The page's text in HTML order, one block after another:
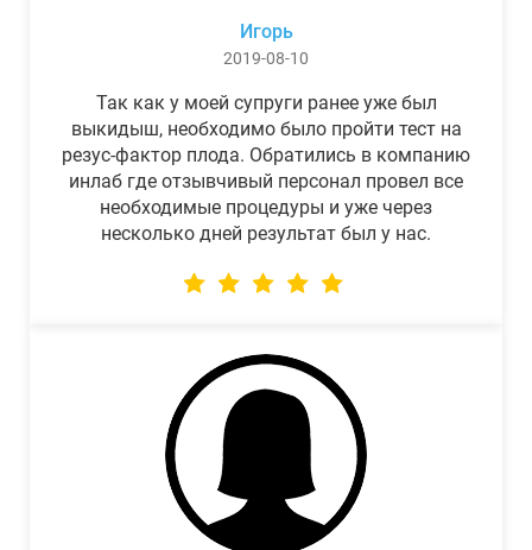
Игорь
2019-08-10
Так как у моей супруги ранее уже был
выкидыш, необходимо было пройти тест на
резус-фактор плода. Обратились в компанию
инлаб где отзывчивый персонал провел все
необходимые процедуры и уже через
несколько дней результат был у нас.